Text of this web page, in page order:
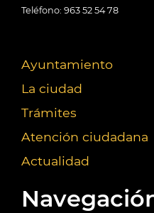
Teléfono: 963 52 54 78
Ayuntamiento
La ciudad
Trámites
Atención ciudadana
Actualidad